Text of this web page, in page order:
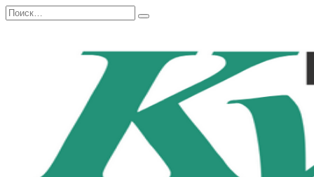
Перейти
к
Search
for: